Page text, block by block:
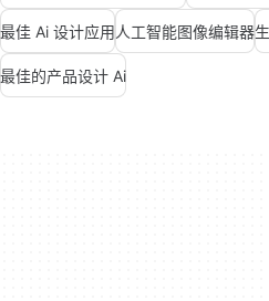
最佳 Ai 设计应用人工智能图像编辑器
最佳的产品设计 Ai